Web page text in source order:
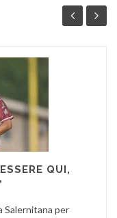
QUI,
Salernitana per